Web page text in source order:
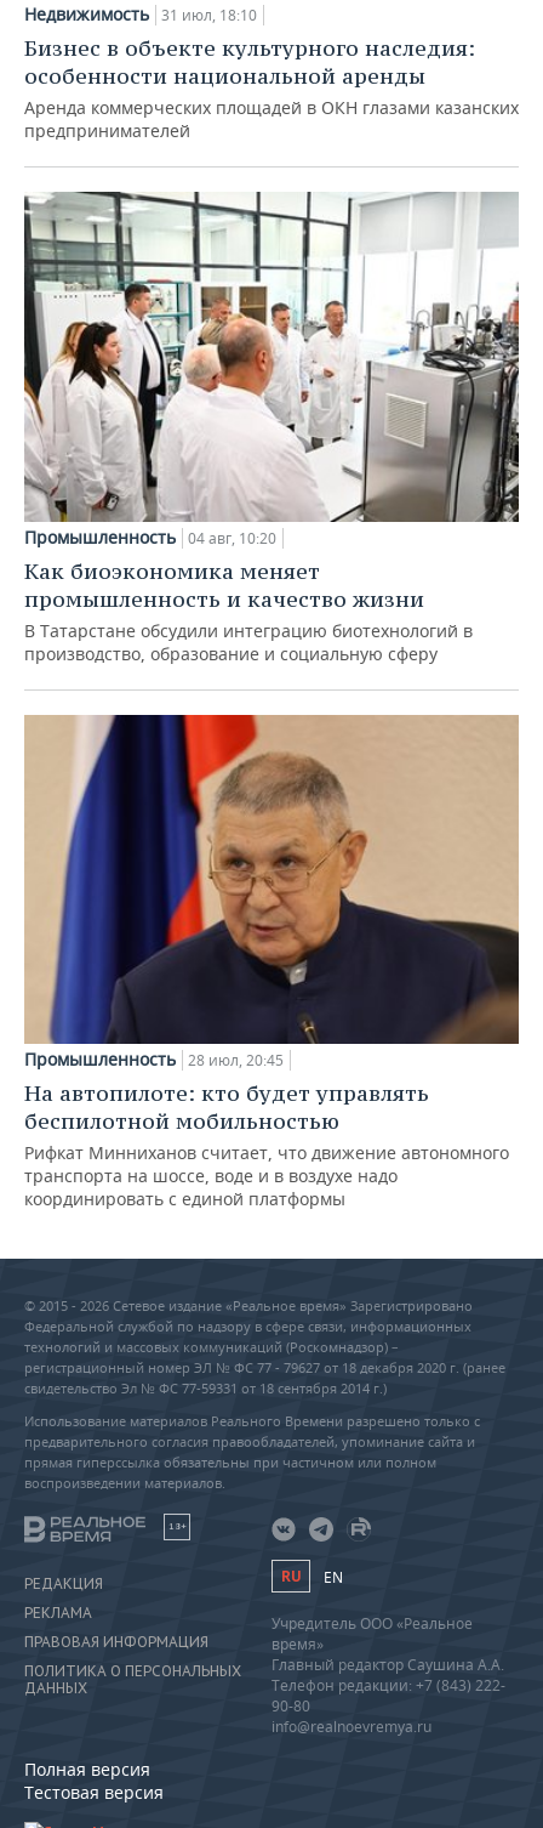
Недвижимость 31 июл, 18:10
Бизнес в объекте культурного наследия:
особенности национальной аренды
Аренда коммерческих площадей в ОКН глазами казанских
предпринимателей
Промышленность 04 авг, 10:20
Как биоэкономика меняет
промышленность и качество жизни
В Татарстане обсудили интеграцию биотехнологий в
производство, образование и социальную сферу
Промышленность 28 июл, 20:45
На автопилоте: кто будет управлять
беспилотной мобильностью
Рифкат Минниханов считает, что движение автономного
транспорта на шоссе, воде и в воздухе надо
координировать с единой платформы
© 2015 - 2026 Сетевое издание «Реальное время» Зарегистрировано
Федеральной службой по надзору в сфере связи, информационных
технологий и массовых коммуникаций (Роскомнадзор) –
регистрационный номер ЭЛ № ФС 77 - 79627 от 18 декабря 2020 г. (ранее
свидетельство Эл № ФС 77-59331 от 18 сентября 2014 г.)
Использование материалов Реального Времени разрешено только с
предварительного согласия правообладателей, упоминание сайта и
прямая гиперссылка обязательны при частичном или полном
воспроизведении материалов.
18+
РЕДАКЦИЯ
РЕКЛАМА
ПРАВОВАЯ ИНФОРМАЦИЯ
ПОЛИТИКА О ПЕРСОНАЛЬНЫХ
ДАННЫХ
Полная версия
Тестовая версия
RU EN
Учредитель ООО «Реальное
время»
Главный редактор Саушина А.А.
Телефон редакции: +7 (843) 222-
90-80
info@realnoevremya.ru